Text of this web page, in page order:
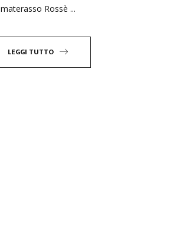
materasso Rossè ...
LEGGI TUTTO